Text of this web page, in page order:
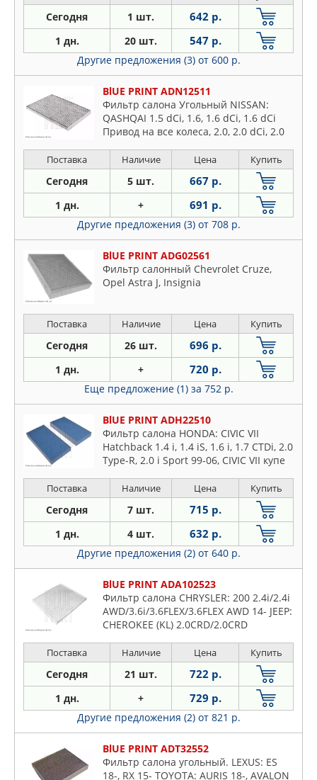
Сегодня 1 шт. 642 р.
1 дн. 20 шт. 547 р.
Другие предложения (3) от 600 р.
BlUE PRINT ADN12511
Фильтр салона Угольный NISSAN:
QASHQAI 1.5 dCi, 1.6, 1.6 dCi, 1.6 dCi
Привод на все колеса, 2.0, 2.0 dCi, 2.0
TRAL
Поставка Наличие Цена Купить
Сегодня 5 шт. 667 р.
1 дн. + 691 р.
Другие предложения (3) от 708 р.
BlUE PRINT ADG02561
Фильтр салонный Chevrolet Cruze,
Opel Astra J, Insignia
Поставка Наличие Цена Купить
Сегодня 26 шт. 696 р.
1 дн. + 720 р.
Еще предложение (1) за 752 р.
BlUE PRINT ADH22510
Фильтр салона HONDA: CIVIC VII
Hatchback 1.4 i, 1.4 iS, 1.6 i, 1.7 CTDi, 2.0
Type-R, 2.0 i Sport 99-06, CIVIC VII купе
Поставка Наличие Цена Купить
Сегодня 7 шт. 715 р.
1 дн. 4 шт. 632 р.
Другие предложения (2) от 640 р.
BlUE PRINT ADA102523
Фильтр салона CHRYSLER: 200 2.4i/2.4i
AWD/3.6i/3.6FLEX/3.6FLEX AWD 14- JEEP:
CHEROKEE (KL) 2.0CRD/2.0CRD
Поставка Наличие Цена Купить
Сегодня 21 шт. 722 р.
1 дн. + 729 р.
Другие предложения (2) от 821 р.
BlUE PRINT ADT32552
Фильтр салона угольный. LEXUS: ES
18-, RX 15- TOYOTA: AURIS 18-, AVALON